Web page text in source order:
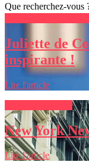
Que recherchez-vous
Juliette de
inspirante !
Lire l'article
New York
Lire l'article